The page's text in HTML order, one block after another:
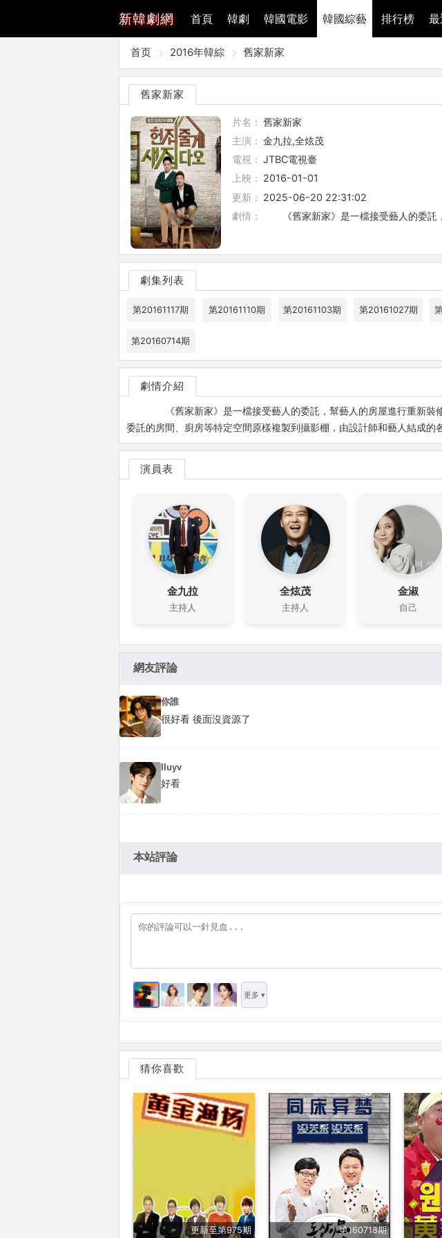
新韓劇網 首頁 韓劇 韓國電影 韓國綜藝 排行榜
首页 2016年韓綜 舊家新家
舊家新家
片名： 舊家新家
主演： 金九拉,全炫茂
電視： JTBC電視臺
上映： 2016-01-01
更新： 2025-06-20 22:31:02
劇情：
《舊家新家》是一檔接受藝人的委託
劇集列表
第20161117期 第20161110期 第20161103期 第20161027期
第20160714期
劇情介紹
《舊家新家》是一檔接受藝人的委託，幫藝人的房屋進行重新裝
委託的房間、廚房等特定空間原樣複製到攝影棚，由設計師和藝人結成的
演員表
金九拉
主持人
全炫茂
主持人
金淑
自己
網友評論
你誰
很好看 後面沒資源了
IIuyv
好看
本站評論
更多 ▾
猜你喜歡
更新至第975期 第160718期